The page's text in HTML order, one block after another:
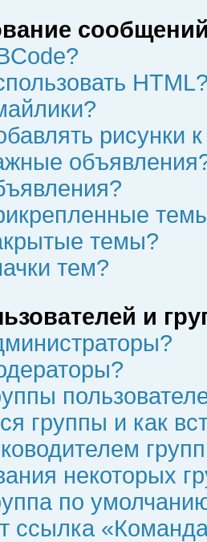
рисунки
темы?
тем?
и
группы и как
некоторых
по
ссылка